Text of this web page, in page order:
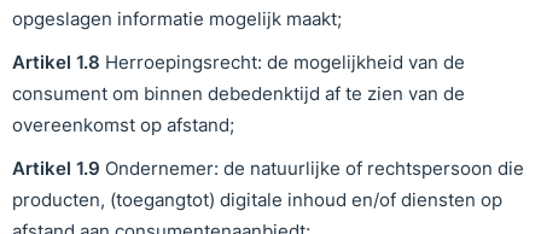
opgeslagen informatie mogelijk maakt;
Artikel 1.8 Herroepingsrecht: de mogelijkheid van de
consument om binnen debedenktijd af te zien van de
overeenkomst op afstand;
Artikel 1.9 Ondernemer: de natuurlijke of rechtspersoon die
producten, (toegangtot) digitale inhoud en/of diensten op